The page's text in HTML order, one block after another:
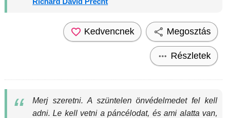
Kedvencnek Megosztás
Részletek
Merj szeretni. A szüntelen önvédelmedet fel kell
adni. Le kell vetni a páncélodat, és ami alatta van,